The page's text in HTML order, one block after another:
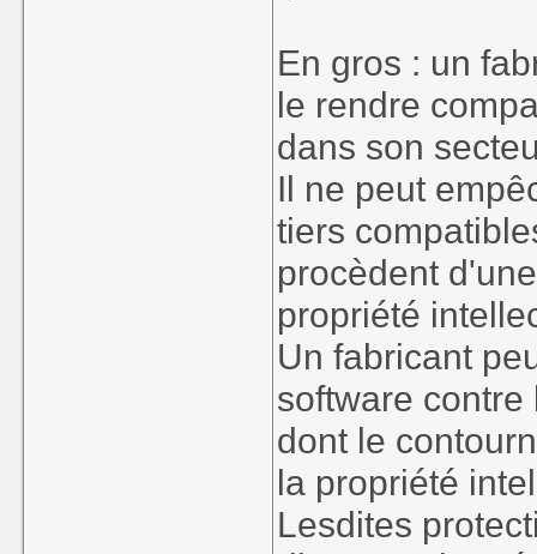
En gros : un
le rendre
dans son
Il ne peut
tiers
procèdent
propriété
Un fabricant
software
dont le
la propriété
Lesdites